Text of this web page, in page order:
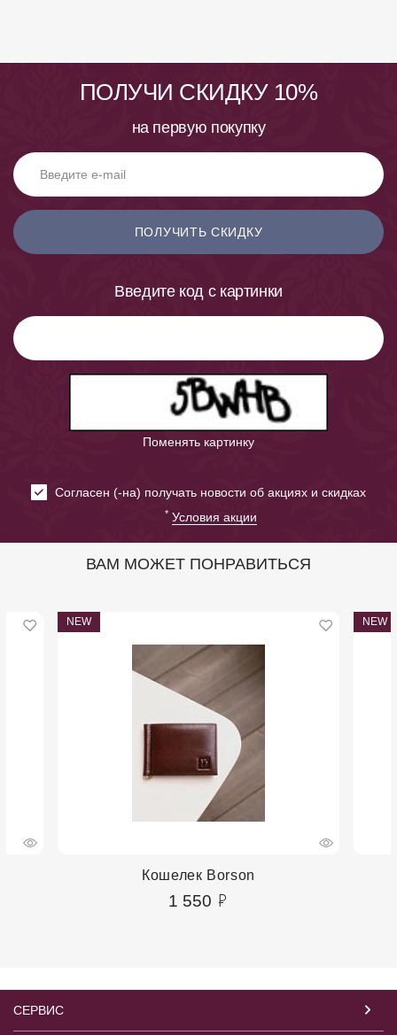
ПОЛУЧИ СКИДКУ 10%
на первую покупку
ПОЛУЧИТЬ СКИДКУ
Введите код с картинки
Поменять картинку
Cогласен (-на) получать новости об акциях и скидках
* Условия акции
ВАМ МОЖЕТ ПОНРАВИТЬСЯ
NEW
Кошелек Borson
1 550
NEW
СЕРВИС